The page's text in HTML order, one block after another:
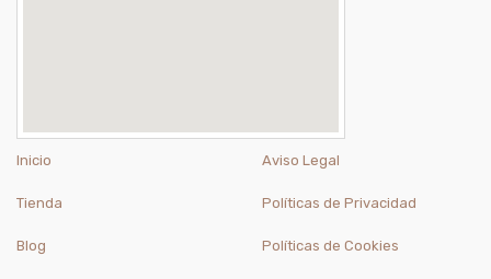
Inicio
Tienda
Blog
Aviso Legal
Políticas de Privacidad
Políticas de Cookies